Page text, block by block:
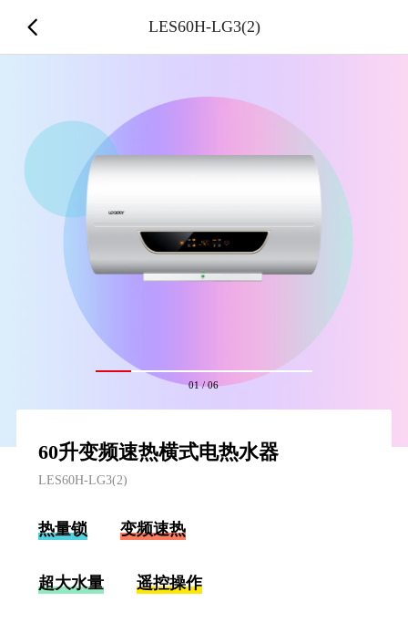
01/06
60升变频速热横式电热水器
LES60H-LG3(2)
热量锁 变频速热
超大水量 遥控操作
LES60H-LG3(2)